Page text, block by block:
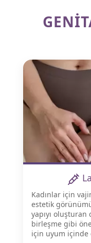
Kadınlar için
estetik
yapıyı
birleşme gibi
için uyum içinde